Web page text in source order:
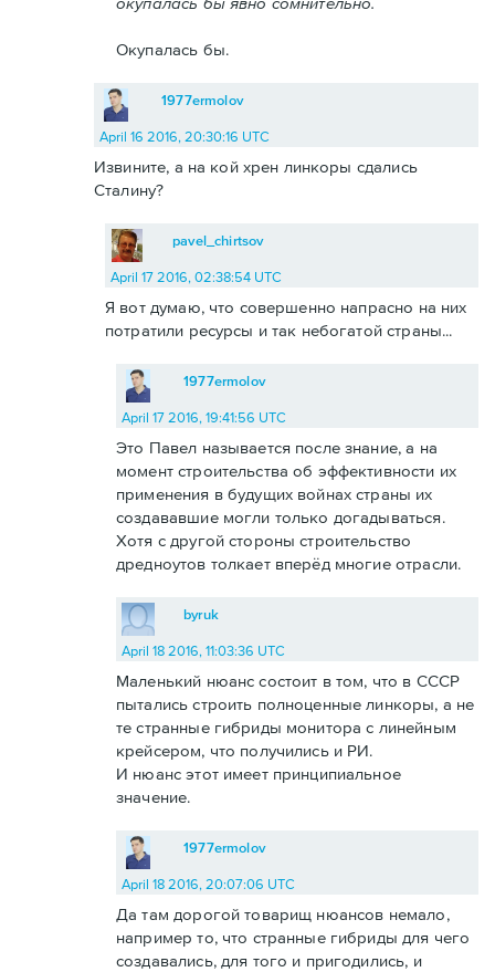
Окупалась бы.
1977ermolov
April 16 2016, 20:30:16 UTC
Извините, а на кой хрен линкоры сдались
Сталину?
pavel_chirtsov
April 17 2016, 02:38:54 UTC
Я вот думаю, что совершенно напрасно на них
потратили ресурсы и так небогатой страны...
1977ermolov
April 17 2016, 19:41:56 UTC
Это Павел называется после знание, а на
момент строительства об эффективности их
применения в будущих войнах страны их
создававшие могли только догадываться.
Хотя с другой стороны строительство
дредноутов толкает вперёд многие отрасли.
byruk
April 18 2016, 11:03:36 UTC
Маленький нюанс состоит в том, что в СССР
пытались строить полноценные линкоры, а не
те странные гибриды монитора с линейным
крейсером, что получились и РИ.
И нюанс этот имеет принципиальное
значение.
1977ermolov
April 18 2016, 20:07:06 UTC
Да там дорогой товарищ нюансов немало,
например то, что странные гибриды для чего
создавались, для того и пригодились, и